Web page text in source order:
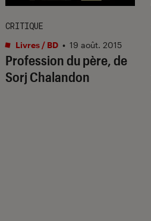
Profession du père, de
Sorj Chalandon
CRITIQUE
Livres / BD • 19 août. 2015